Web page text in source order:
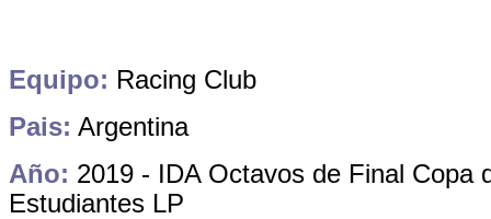
Equipo: Racing Club
Pais: Argentina
Año: 2019 - IDA Octavos de Final Copa
Estudiantes LP